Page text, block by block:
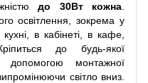
до 30Вт кожна
освітлення, зокрема у
в кабінеті, в кафе,
до будь-якої
допомогою монтажної
світло вниз.